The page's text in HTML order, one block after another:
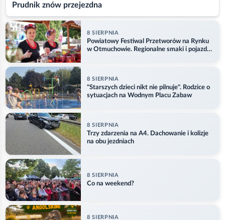
Prudnik znów przejezdna
8 SIERPNIA
Powiatowy Festiwal Przetworów na Rynku
w Otmuchowie. Regionalne smaki i pojazdy
8 SIERPNIA
"Starszych dzieci nikt nie pilnuje". Rodzice o
sytuacjach na Wodnym Placu Zabaw
8 SIERPNIA
Trzy zdarzenia na A4. Dachowanie i kolizje
na obu jezdniach
8 SIERPNIA
Co na weekend?
8 SIERPNIA